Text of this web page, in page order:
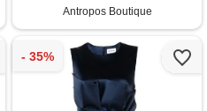
Antropos Boutique